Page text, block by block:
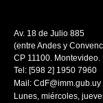
Av. 18 de Julio 885
(entre Andes y
CP 11100. Montevideo.
Tel: [598 2] 1950 7960
Mail: CdF@imm.gub.uy
Lunes, miércoles,